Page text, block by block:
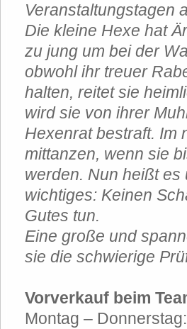
Veranstaltungstagen
Die kleine Hexe hat
zu jung um bei der
obwohl ihr treuer
halten, reitet sie
wird sie von ihrer
Hexenrat bestraft. Im
mittanzen, wenn sie
werden. Nun heißt
wichtiges: Keinen
Gutes tun.
Eine große und
sie die schwierige
Vorverkauf beim
Montag –